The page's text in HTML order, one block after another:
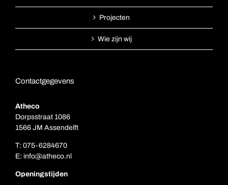
Projecten
Wie zijn wij
Contactgegevens
Atheco
Dorpsstraat 1086
1566 JM Assendelft
T: 075-6284670
E: info@atheco.nl
Openingstijden